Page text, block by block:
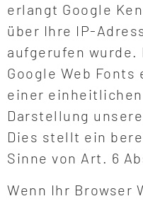
erlangt Google
über Ihre IP-
aufgerufen wurde.
Google Web
einer
Darstellung
Dies stellt ein
Sinne von Art. 6
Wenn Ihr Browser